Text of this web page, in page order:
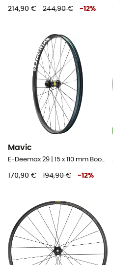
214,90 € 244,90 € -12%
Mavic
E-Deemax 29 | 15 x 110 mm Boost | 6 Trous - Roue avant VTT 29"
170,90 € 194,90 € -12%